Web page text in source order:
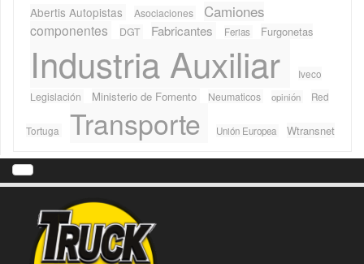
Abertis Autopistas Asociaciones Camiones
componentes DGT Fabricantes Ferias Furgonetas
Industria Auxiliar
Iveco
Legislación
Ministerio de Fomento Neumaticos opinión Red
Tortuga Transporte Unión Europea Wtransnet